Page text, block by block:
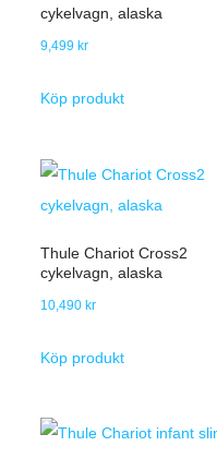
cykelvagn, alaska
9,499kr
Köp produkt
Thule Chariot Cross2
cykelvagn, alaska
10,490kr
Köp produkt